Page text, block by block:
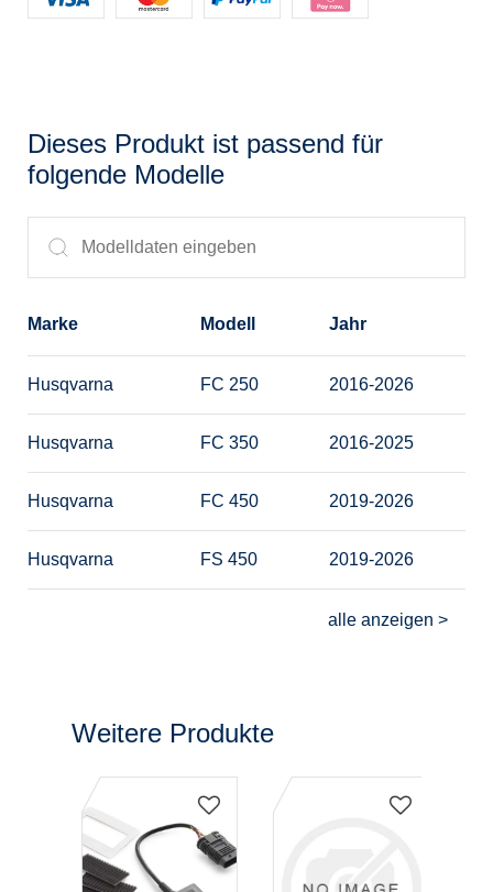
Dieses Produkt ist passend für
folgende Modelle
Marke Modell Jahr
Husqvarna FC 250 2016-2026
Husqvarna FC 350 2016-2025
Husqvarna FC 450 2019-2026
Husqvarna FS 450 2019-2026
Weitere Produkte